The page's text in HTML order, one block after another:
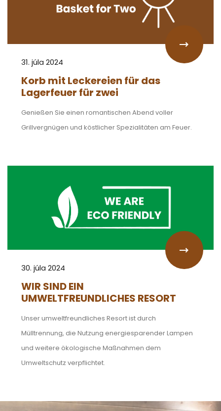
31. júla 2024
Korb mit Leckereien für das
Lagerfeuer für zwei
Genießen Sie einen romantischen Abend voller
Grillvergnügen und köstlicher Spezialitäten am Feuer.
30. júla 2024
WIR SIND EIN
UMWELTFREUNDLICHES RESORT
Unser umweltfreundliches Resort ist durch
Mülltrennung, die Nutzung energiesparender Lampen
und weitere ökologische Maßnahmen dem
Umweltschutz verpflichtet.